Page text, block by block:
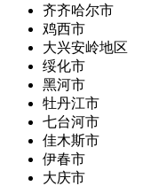
齐齐哈尔市
鸡西市
大兴安岭地区
绥化市
黑河市
牡丹江市
七台河市
佳木斯市
伊春市
大庆市